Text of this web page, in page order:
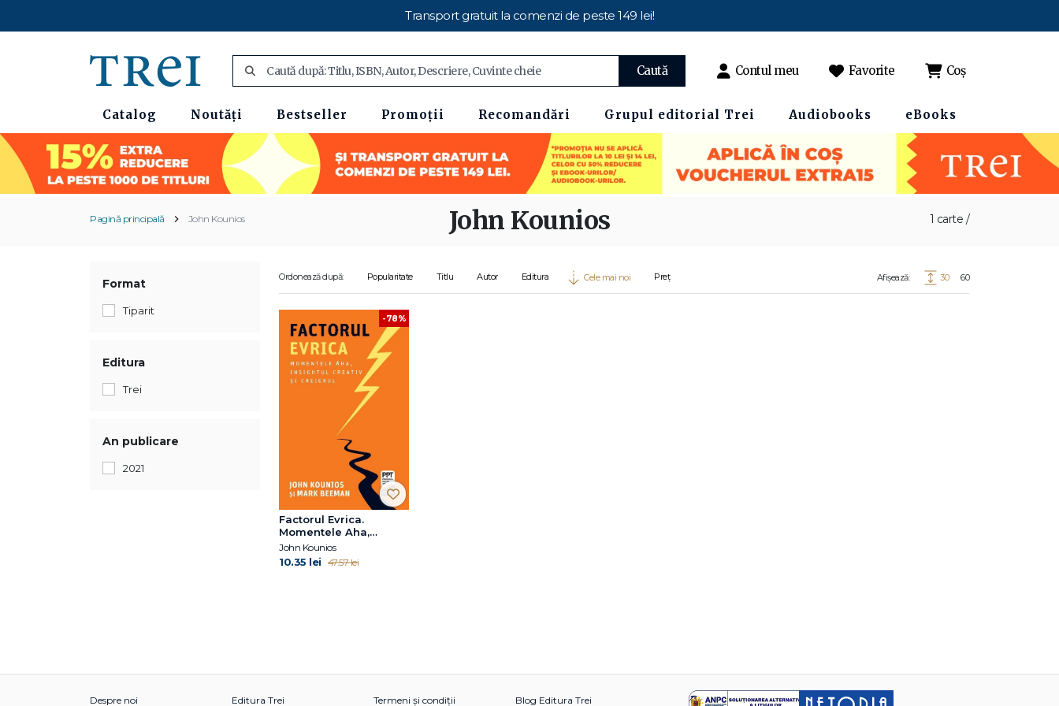
Transport gratuit la comenzi de peste 149 lei!
Caută Contul meu Favorite Coș
Catalog Noutăți Bestseller Promoții Recomandări Grupul editorial Trei Audiobooks eBooks
Pagină principală John Kounios 1 carte /
John Kounios
Format
Tiparit
Editura
Trei
An publicare
2021
Ordonează după: Popularitate Titlu Autor Editura Cele mai noi Preț Afișează: 30 60
-78%
Factorul Evrica.
Momentele Aha,
insightul creativ și
creierul
John Kounios
10.35 lei 47.57 lei
Despre noi Editura Trei Termeni și condiții Blog Editura Trei